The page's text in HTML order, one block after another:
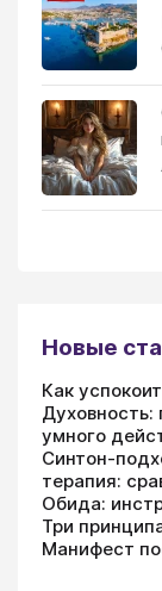
Новые
Как
Духовность:
умного
Синтон-
терапия:
Обида:
Три
Манифест